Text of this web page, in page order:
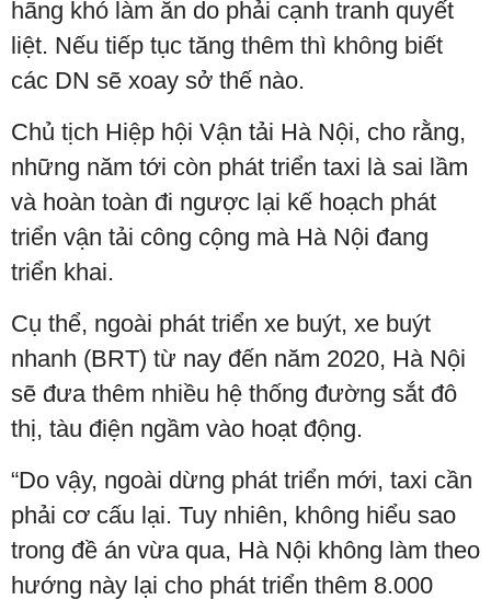
hãng khó làm ăn do phải cạnh tranh quyết
liệt. Nếu tiếp tục tăng thêm thì không biết
các DN sẽ xoay sở thế nào.
Chủ tịch Hiệp hội Vận tải Hà Nội, cho rằng,
những năm tới còn phát triển taxi là sai lầm
và hoàn toàn đi ngược lại kế hoạch phát
triển vận tải công cộng mà Hà Nội đang
triển khai.
Cụ thể, ngoài phát triển xe buýt, xe buýt
nhanh (BRT) từ nay đến năm 2020, Hà Nội
sẽ đưa thêm nhiều hệ thống đường sắt đô
thị, tàu điện ngầm vào hoạt động.
“Do vậy, ngoài dừng phát triển mới, taxi cần
phải cơ cấu lại. Tuy nhiên, không hiểu sao
trong đề án vừa qua, Hà Nội không làm theo
hướng này lại cho phát triển thêm 8.000